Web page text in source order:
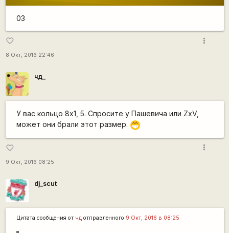
03
favorite_border
8 Окт, 2016 22:46
more_vert
чд_
У вас кольцо 8x1, 5. Спросите у Пашевича или ZxV,
может они брали этот размер. ;D
favorite_border
9 Окт, 2016 08:25
more_vert
dj_scut
Цитата сообщения от чдотправленного 9 Окт, 2016 в 08:25